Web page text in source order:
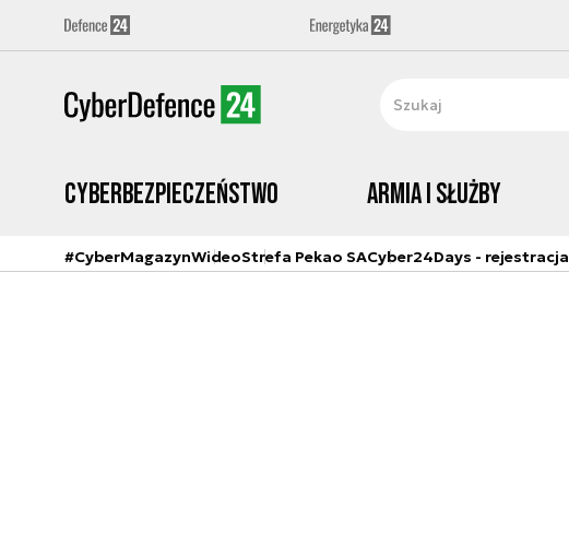
Cyberbezpieczeństwo Armia i Służby
#CyberMagazynWideoStrefa Pekao SACyber24Days - rejestracja